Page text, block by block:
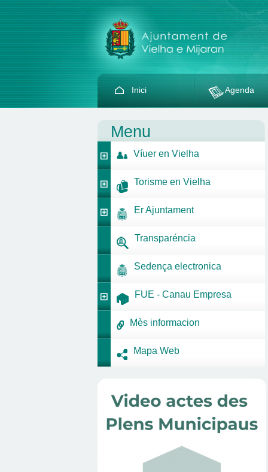
Inici Agenda
Menu
Víuer en Vielha
Torisme en Vielha
Er Ajuntament
Transparéncia
Sedença electronica
FUE - Canau Empresa
Mès informacion
Mapa Web